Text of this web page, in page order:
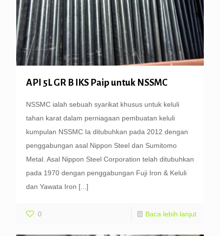
API 5L GR B IKS Paip untuk NSSMC
NSSMC ialah sebuah syarikat khusus untuk keluli
tahan karat dalam perniagaan pembuatan keluli
kumpulan NSSMC Ia ditubuhkan pada 2012 dengan
penggabungan asal Nippon Steel dan Sumitomo
Metal. Asal Nippon Steel Corporation telah ditubuhkan
pada 1970 dengan penggabungan Fuji Iron & Keluli
dan Yawata Iron [...]
0 Baca lebih lanjut